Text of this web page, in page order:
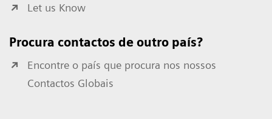
Let us Know
Procura contactos de outro país?
Encontre o país que procura nos nossos
Contactos Globais